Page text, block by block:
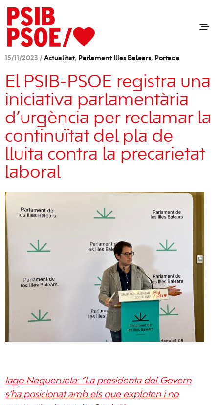
15/11/2023 / Actualitat, Parlament Illes Balears, Portada
El PSIB-PSOE registra una
iniciativa parlamentària
d’urgència per reclamar la
continuïtat del pla de
lluita contra la precarietat
laboral
Iago Negueruela: “La presidenta del Govern
s’ha posicionat amb els que exploten i no